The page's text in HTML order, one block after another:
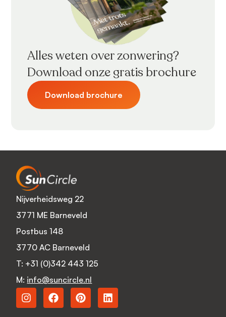
Alles weten over zonwering?
Download onze gratis brochure
Download brochure
Nijverheidsweg 22
3771 ME Barneveld
Postbus 148
3770 AC Barneveld
T: +31 (0)342 443 125
M: info@suncircle.nl